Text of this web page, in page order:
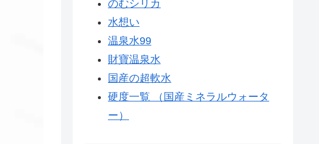
のむシリカ
水想い
温泉水99
財寶温泉水
国産の超軟水
硬度一覧 （国産ミネラルウォータ
ー）